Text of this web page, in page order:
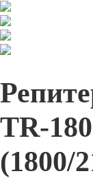
TR-
(1800/